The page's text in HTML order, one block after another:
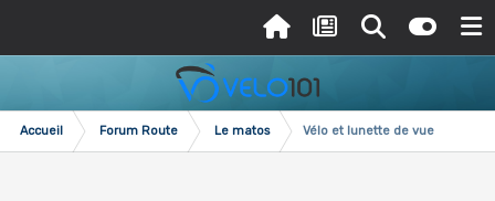
Accueil Forum Route Le matos Vélo et lunette de vue